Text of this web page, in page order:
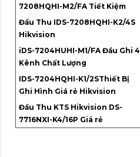
7208HQHI-M2/FA Tiết Kiệm
Đầu Thu IDS-7208HQHI-K2/4S
Hikvision
iDS-7204HUHI-M1/FA Đầu Ghi 4
Kênh Chất Lượng
IDS-7204HQHI-K1/2SThiết Bị
Ghi Hình Giá rẻ Hikvision
Đầu Thu KTS Hikvision DS-
7716NXI-K4/16P Giá rẻ